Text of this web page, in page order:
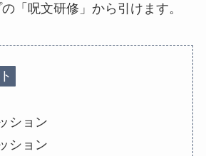
「呪文研修」から引けます。
ション
ション